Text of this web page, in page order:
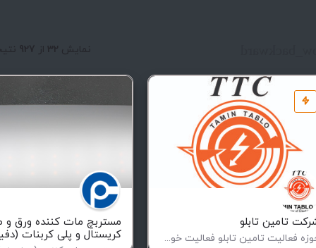
نمایش از 927
تامین تابلو
حوزه فعالیت تامین تابلو فعاليت خود را در زمينه طراحی و ساخت انواع تابلوهای فشار ضعيف و متوسط (فيكس و كشويی)…
مستربچ مات کننده ورق و
کریستال و پلی کربنات